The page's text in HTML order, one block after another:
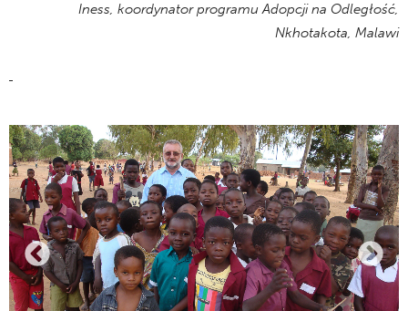
Iness, koordynator programu Adopcji na Odległość,
Nkhotakota, Malawi